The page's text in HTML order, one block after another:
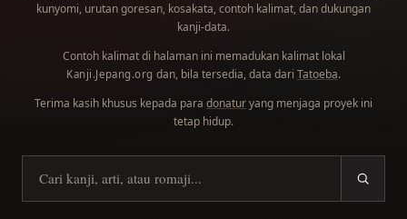
kunyomi, urutan goresan, kosakata, contoh kalimat, dan dukungan
kanji-data.
Contoh kalimat di halaman ini memadukan kalimat lokal
Kanji.Jepang.org dan, bila tersedia, data dari Tatoeba.
Terima kasih khusus kepada para donaturyang menjaga proyek ini
tetap hidup.
Cari kanji